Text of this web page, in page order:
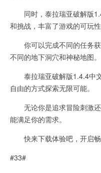
同时，泰拉瑞亚破解版
和挑战，丰富了游戏的可玩性
你可以完成不同的任务获
不同的地下洞穴和神秘地图。
泰拉瑞亚破解版1.4.4中文
自由的方式探索无限可能。
无论你是追求冒险刺激还
能满足你的需求。
快来下载体验吧，开启畅
#33#